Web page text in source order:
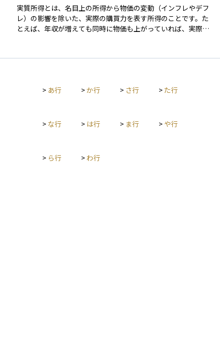
給ショックの一例です。このようなショックは、物価上昇と景
気悪化が同時に進行する「スタグフレーション」を引き起こす
こともあり、金融政策や財政政策による対応が難しいとされて
います。経済の不確実性を高める要因として、投資判断や政策
実質所得とは、名目上の所得から物価の変動（インフレやデフ
レ）の影響を除いた、実際の購買力を表す所得のことです。た
とえば、年収が増えても同時に物価も上がっていれば、実際に
にくい「本当の豊かさ」を示す指標が実質所得です。経済分析
圧迫感として現れます。政府や中央銀行は、実質所得の動向を
> あ行 >か行 > さ行 > た行
> な行 > は行 > ま行 > や行
> ら行 > わ行